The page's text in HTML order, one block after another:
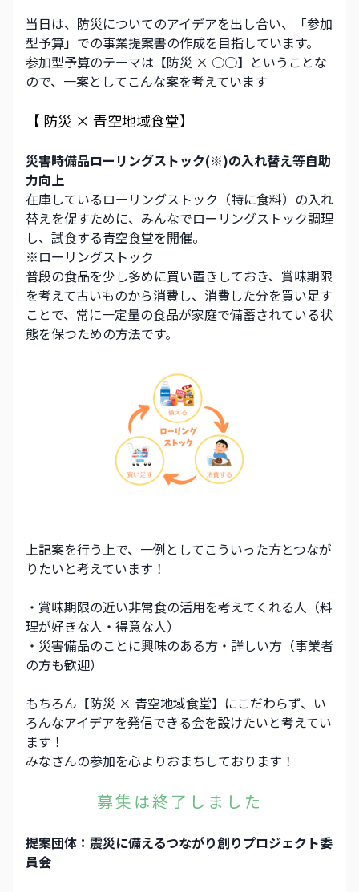
当日は、防災についてのアイデアを出し合い、「参加
型予算」での事業提案書の作成を目指しています。
参加型予算のテーマは【防災 × ○○】ということな
ので、一案としてこんな案を考えています
【 防災 × 青空地域食堂】
災害時備品ローリングストック(※)の入れ替え等自助
力向上
在庫しているローリングストック（特に食料）の入れ
替えを促すために、みんなでローリングストック調理
し、試食する青空食堂を開催。
※ローリングストック
普段の食品を少し多めに買い置きしておき、賞味期限
を考えて古いものから消費し、消費した分を買い足す
ことで、常に一定量の食品が家庭で備蓄されている状
態を保つための方法です。
上記案を行う上で、一例としてこういった方とつなが
りたいと考えています！
・賞味期限の近い非常食の活用を考えてくれる人（料
理が好きな人・得意な人）
・災害備品のことに興味のある方・詳しい方（事業者
の方も歓迎）
もちろん【防災 × 青空地域食堂】にこだわらず、い
ろんなアイデアを発信できる会を設けたいと考えてい
ます！
みなさんの参加を心よりおまちしております！
募集は終了しました
提案団体： 震災に備えるつながり創りプロジェクト委
員会